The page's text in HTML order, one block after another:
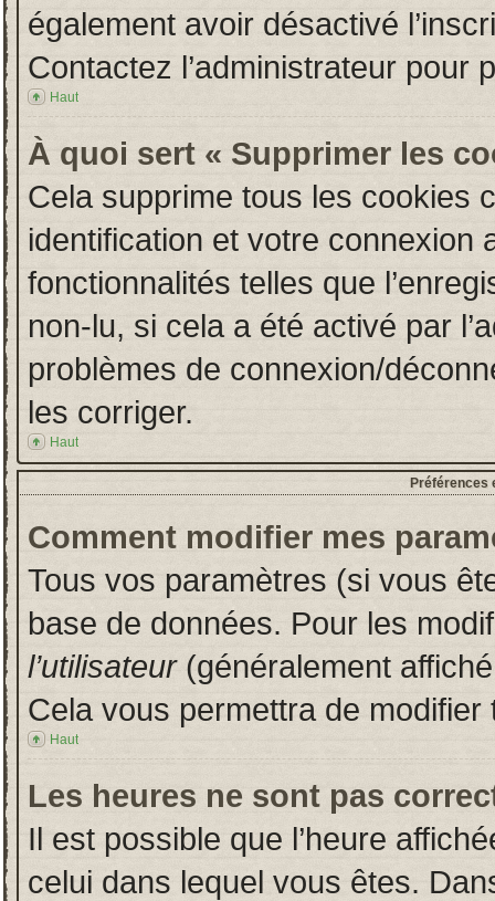
également avoir désactivé
Contactez l’administrateur pour
Haut
À quoi sert « Supprimer les
Cela supprime tous les cookies
identification et votre connexion
fonctionnalités telles que
non-lu, si cela a été activé par
problèmes de connexion/
les corriger.
Haut
Préférences
Comment modifier mes
Tous vos paramètres (si vous
base de données. Pour les
l’utilisateur(généralement
Cela vous permettra de
Haut
Les heures ne sont pas
Il est possible que l’heure
celui dans lequel vous êtes.